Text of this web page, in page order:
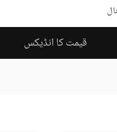
قیمت کا انڈیکس